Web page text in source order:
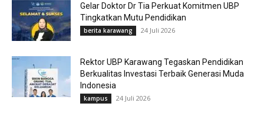
Gelar Doktor Dr Tia Perkuat Komitmen UBP
Tingkatkan Mutu Pendidikan
berita karawang 24 Juli 2026
Rektor UBP Karawang Tegaskan Pendidikan
Berkualitas Investasi Terbaik Generasi Muda
Indonesia
kampus 24 Juli 2026